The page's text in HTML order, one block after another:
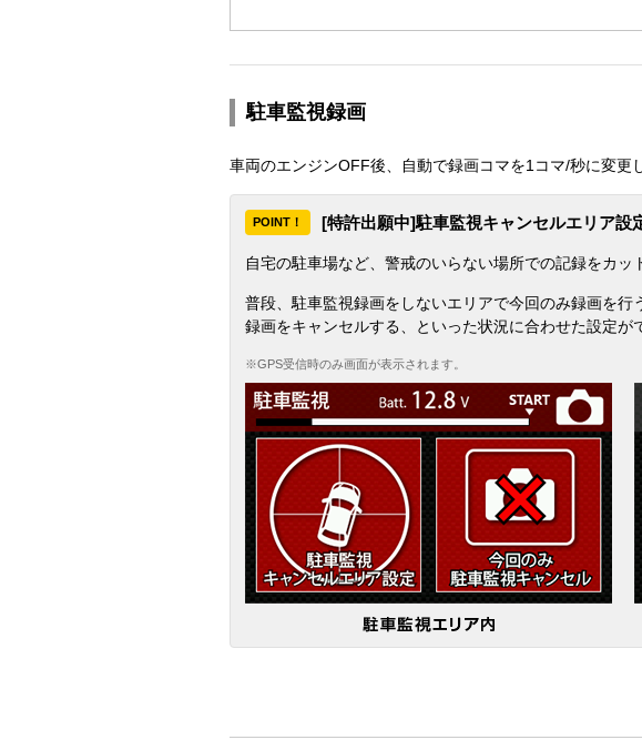
駐車監視録画
車両のエンジンOFF後、自動で録画コマを1コマ/秒に変更
POINT！ [特許出願中]駐車監視キャンセルエリア設
自宅の駐車場など、警戒のいらない場所での記録をカッ
普段、駐車監視録画をしないエリアで今回のみ録画を
録画をキャンセルする、といった状況に合わせた設定が
※GPS受信時のみ画面が表示されます。